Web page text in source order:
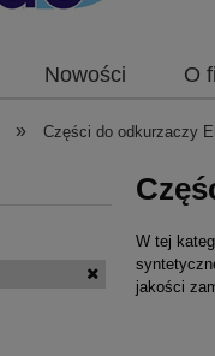
Nowości O
» Części do odkurzaczy
W tej
jakości